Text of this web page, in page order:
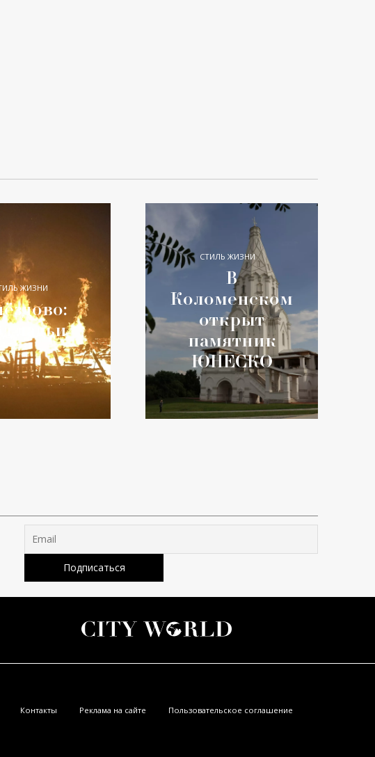
ЖИЗНИ
ладьи
СТИЛЬ ЖИЗНИ
В
Коломенском
открыт
памятник
ЮНЕСКО
Контакты Реклама на сайте Пользовательское соглашение